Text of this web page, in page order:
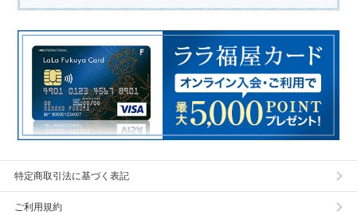
特定商取引法に基づく表記
ご利用規約